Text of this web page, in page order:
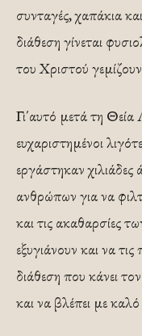
συνταγές, χαπάκια
διάθεση γίνεται
του Χριστού
Γι΄αυτό μετά τη Θεία
ευχαριστημένοι
εργάστηκαν
ανθρώπων για να
και τις ακαθαρσίες
εξυγιάνουν και να
διάθεση που κάνει
και να βλέπει με